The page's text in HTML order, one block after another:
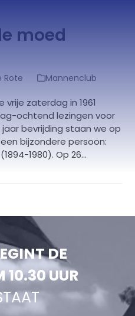
moed
Rote Mannenclub
vrije zaterdag in 1961
ochtend lezingen voor
bevrijding staan we op
bijzondere persoon:
1980). Op 26…
DE
10.30 UUR